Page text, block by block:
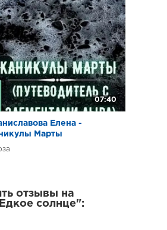
07:40
Елена -
Марты
отзывы на
солнце":